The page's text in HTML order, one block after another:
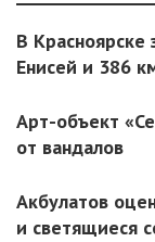
В Красноярске
Енисей и 386
Арт-объект
от вандалов
Акбулатов
и светящиеся